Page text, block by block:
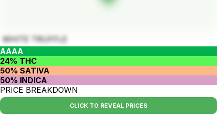
WHITE TRUFFLE
AAAA
24% THC
50% SATIVA
50% INDICA
PRICE BREAKDOWN
CLICK TO REVEAL PRICES